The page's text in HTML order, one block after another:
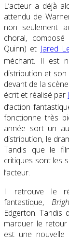
L’acteur a déjà
attendu de
non seulement
choral,
Quinn) et Jared
méchant. Il est
distribution et
devant de la
écrit et réalisé par
d’action
fonctionne très
année sort un
distribution, le
Tandis que le
critiques sont les
l’acteur.
Il retrouve le
fantastique,
Edgerton. Tandis
marquer le
est une